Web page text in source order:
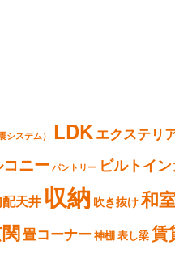
システム） LDK エクステリ
ニー パントリー ビルトイ
天井 収納 吹き抜け和
畳コーナー神棚表し梁賃